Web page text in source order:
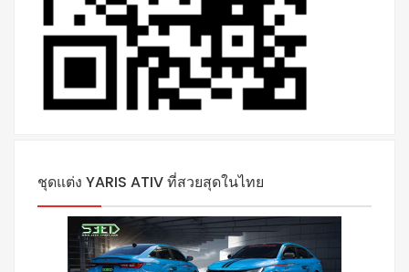
ชุดแต่ง YARIS ATIV ที่สวยสุดในไทย